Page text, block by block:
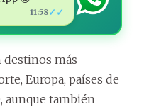
11:58✓✓
más
Europa, países de
aunque también